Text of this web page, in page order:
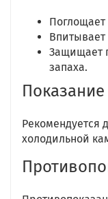
Поглощает
Впитывает
Защищает
запаха.
Рекомендуется
холодильной